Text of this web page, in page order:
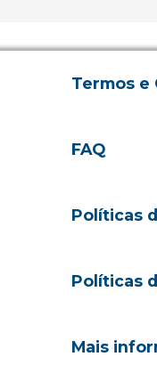
Termos e
FAQ
Políticas
Políticas
Mais